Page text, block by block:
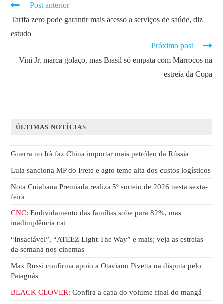
Post anterior
Tarifa zero pode garantir mais acesso a serviços de saúde, diz
estudo
Próximo post
Vini Jr. marca golaço, mas Brasil só empata com Marrocos na
estreia da Copa
ÚLTIMAS NOTÍCIAS
Guerra no Irã faz China importar mais petróleo da Rússia
Lula sanciona MP do Frete e agro teme alta dos custos logísticos
Nota Cuiabana Premiada realiza 5º sorteio de 2026 nesta sexta-
feira
CNC: Endividamento das famílias sobe para 82%, mas
inadimplência cai
“Insaciável”, “ATEEZ Light The Way” e mais; veja as estreias
da semana nos cinemas
Max Russi confirma apoio a Otaviano Pivetta na disputa pelo
Paiaguás
BLACK CLOVER: Confira a capa do volume final do mangá